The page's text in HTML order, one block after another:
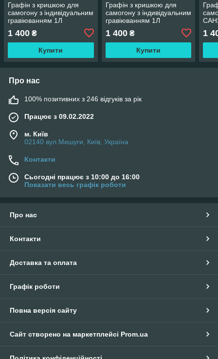
Графін з кришкою для
самогону з індивідуальним
гравіюванням 1Л
1 400 ₴
Купити
Графін з кришкою для
самогону з індивідуальним
гравіюванням 1Л
1 400₴
Купити
1
Про нас
100% позитивних з 246 відгуків за рік
Працює з 09.02.2022
м. Київ
02140 вул.Мишуги, Київ, Україна
Контакти
Сьогодні працює з 10:00 до 16:00
Показати весь графік роботи
Про нас
Контакти
Доставка та оплата
Графік роботи
Повна версія сайту
Сайт створено на маркетплейсі Prom.ua